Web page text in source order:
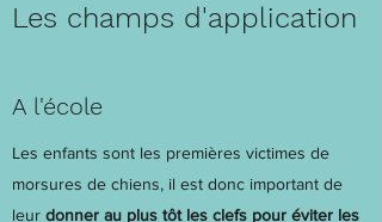
Les champs d'application
A l'école
Les enfants sont les premières victimes de
morsures de chiens, il est donc important de
leur donner au plus tôt les clefs pour éviter les